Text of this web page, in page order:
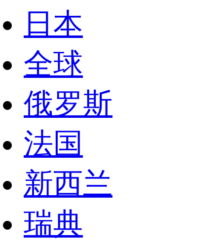
日本
全球
俄罗斯
法国
新西兰
瑞典